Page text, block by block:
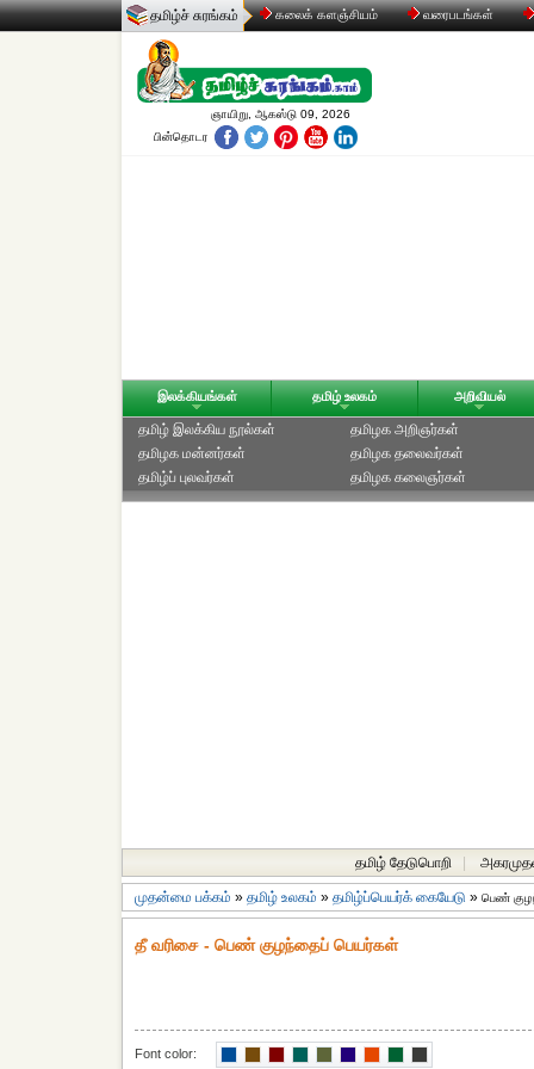
தமிழ்ச் சுரங்கம் கலைக் களஞ்சியம் வரைபடங்கள்
ஞாயிறு, ஆகஸ்டு 09, 2026
பின்தொடர
இலக்கியங்கள் தமிழ் உலகம் அறிவியல்
தமிழ் இலக்கிய நூல்கள்
தமிழக மன்னர்கள்
தமிழ்ப் புலவர்கள்
தமிழக அறிஞர்கள்
தமிழக தலைவர்கள்
தமிழக கலைஞர்கள்
தமிழ் தேடுபொறி
முதன்மை பக்கம் » தமிழ் உலகம் » தமிழ்ப்பெயர்க் கையேடு » பெண்
தீ வரிசை - பெண் குழந்தைப் பெயர்கள்
Font color: